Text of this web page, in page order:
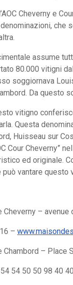
Cheverny e
che
assume
80.000 vitigni
soggiornava
Da questo
vitigno
Questa
Huisseau sur
Cour Cheverny”
ed originale.
vantare questo
– avenue
–
– Place
54 50 50 98 40
for: